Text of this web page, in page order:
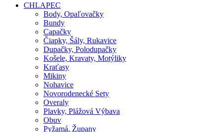
CHLAPEC
Body, Opaľovačky
Bundy
Capačky
Čiapky, Šály, Rukavice
Dupačky, Polodupačky
Košele, Kravaty, Motýliky
Kraťasy
Mikiny
Nohavice
Novorodenecké Sety
Overaly
Plavky, Plážová Výbava
Obuv
Pyžamá, Župany